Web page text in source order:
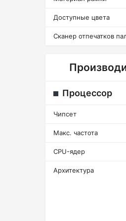
Доступные цвета
Сканер отпечатков
Процессор
Чипсет
Макс. частота
CPU-ядер
Архитектура